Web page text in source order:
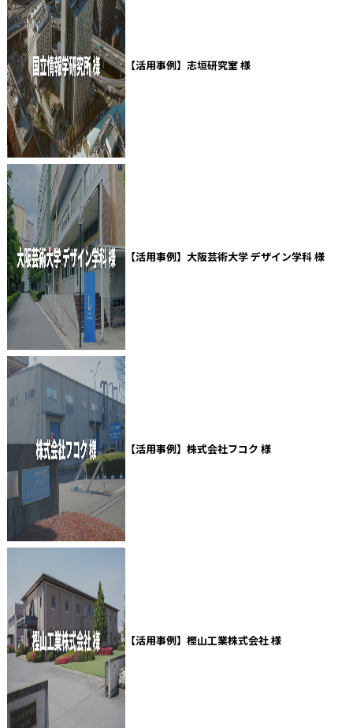
【活用事例】志垣研究室 様
【活用事例】大阪芸術大学 デザイン学科 様
【活用事例】株式会社フコク 様
【活用事例】樫山工業株式会社 様